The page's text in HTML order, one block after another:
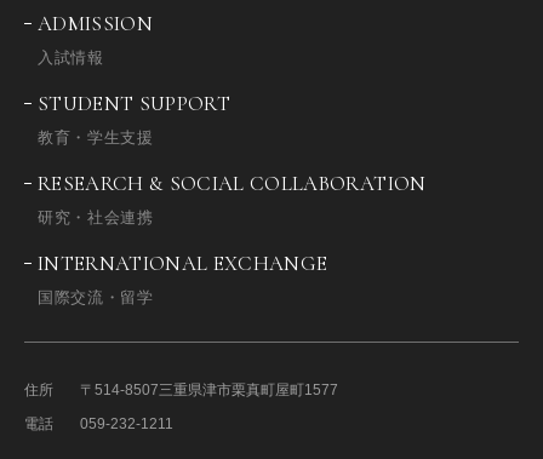
ADMISSION
入試情報
STUDENT SUPPORT
教育・学生支援
RESEARCH & SOCIAL COLLABORATION
研究・社会連携
INTERNATIONAL EXCHANGE
国際交流・留学
住所 〒514-8507三重県津市栗真町屋町1577
電話
059-232-1211